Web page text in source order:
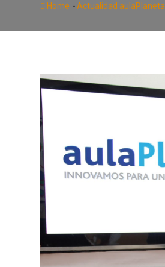
Home -Actualidad aulaPlaneta